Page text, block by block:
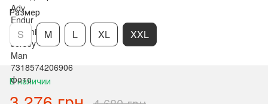
Размер
S M L XL XXL
В наличии